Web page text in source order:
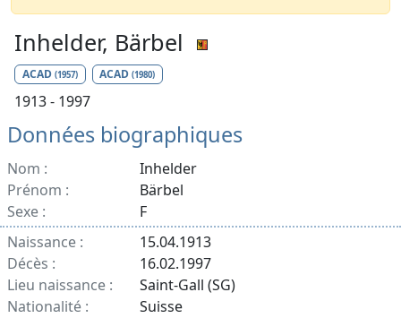
Inhelder, Bärbel
ACAD (1957) ACAD(1980)
1913 - 1997
Données biographiques
Nom :
Inhelder
Prénom :
Bärbel
Sexe :
F
Naissance :
15.04.1913
Décès :
16.02.1997
Lieu naissance :
Saint-Gall (SG)
Nationalité :
Suisse